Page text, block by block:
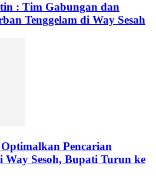
: Tim Gabungan dan
Tenggelam di Way Sesah
Pencarian
Way Sesoh, Bupati Turun ke